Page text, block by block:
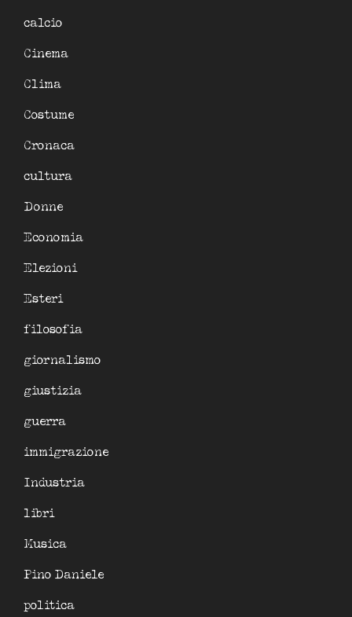
calcio
Cinema
Clima
Costume
Cronaca
cultura
Donne
Economia
Elezioni
Esteri
filosofia
giornalismo
giustizia
guerra
immigrazione
Industria
libri
Musica
Pino Daniele
politica